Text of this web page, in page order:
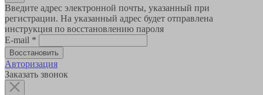
Введите адрес электронной почты, указанный при
регистрации. На указанный адрес будет отправлена
инструкция по восстановлению пароля
E-mail *
Авторизация
Заказать звонок